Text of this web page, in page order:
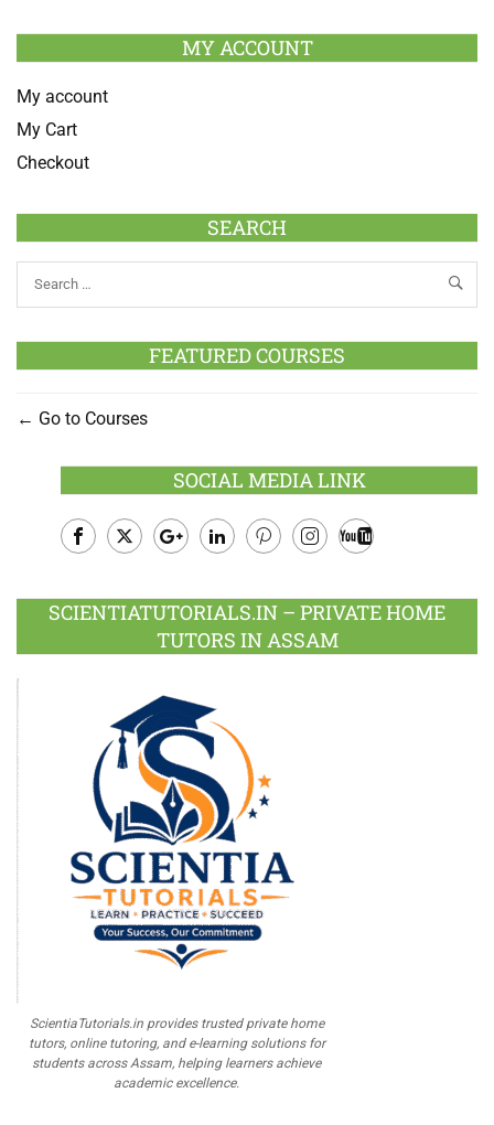
MY ACCOUNT
My account
My Cart
Checkout
SEARCH
FEATURED COURSES
Go to Courses
SOCIAL MEDIA LINK
Plus
SCIENTIATUTORIALS.IN – PRIVATE HOME
TUTORS IN ASSAM
ScientiaTutorials.in provides trusted private home
tutors, online tutoring, and e-learning solutions for
students across Assam, helping learners achieve
academic excellence.